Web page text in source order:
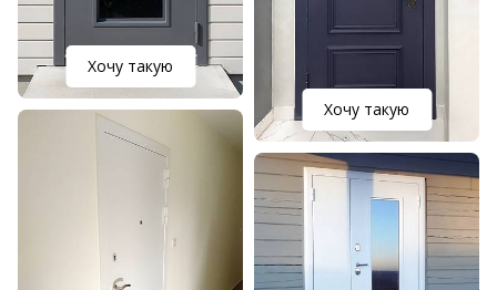
Хочу такую
Хочу такую